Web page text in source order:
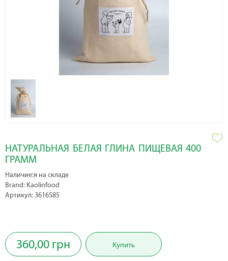
НАТУРАЛЬНАЯ БЕЛАЯ ГЛИНА ПИЩЕВАЯ 400
ГРАММ
Наличие:я на складе
Brand: Kaolinfood
Артикул: 3616585
360,00 грн Купить